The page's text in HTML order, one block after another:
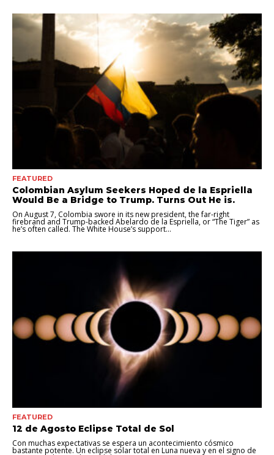
FEATURED
Colombian Asylum Seekers Hoped de la Espriella
Would Be a Bridge to Trump. Turns Out He is.
On August 7, Colombia swore in its new president, the far-right
firebrand and Trump-backed Abelardo de la Espriella, or “The Tiger” as
he’s often called. The White House’s support...
FEATURED
12 de Agosto Eclipse Total de Sol
Con muchas expectativas se espera un acontecimiento cósmico
bastante potente. Un eclipse solar total en Luna nueva y en el signo de